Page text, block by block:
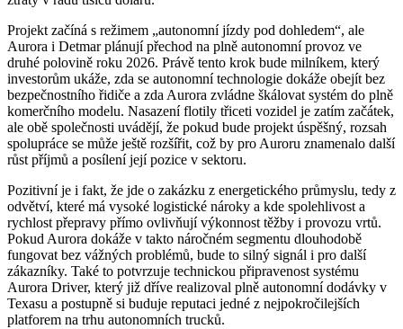
Projekt začíná s režimem „autonomní jízdy pod dohledem“, ale
Aurora i Detmar plánují přechod na plně autonomní provoz ve
druhé polovině roku 2026. Právě tento krok bude milníkem, který
investorům ukáže, zda se autonomní technologie dokáže obejít bez
bezpečnostního řidiče a zda Aurora zvládne škálovat systém do plně
komerčního modelu. Nasazení flotily třiceti vozidel je zatím začátek,
ale obě společnosti uvádějí, že pokud bude projekt úspěšný, rozsah
spolupráce se může ještě rozšířit, což by pro Auroru znamenalo další
růst příjmů a posílení její pozice v sektoru.
Pozitivní je i fakt, že jde o zakázku z energetického průmyslu, tedy z
odvětví, které má vysoké logistické nároky a kde spolehlivost a
rychlost přepravy přímo ovlivňují výkonnost těžby i provozu vrtů.
Pokud Aurora dokáže v takto náročném segmentu dlouhodobě
fungovat bez vážných problémů, bude to silný signál i pro další
zákazníky. Také to potvrzuje technickou připravenost systému
Aurora Driver, který již dříve realizoval plně autonomní dodávky v
Texasu a postupně si buduje reputaci jedné z nejpokročilejších
platforem na trhu autonomních trucků.